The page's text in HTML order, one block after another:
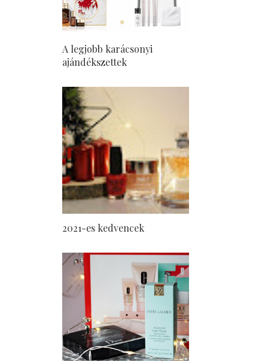
A legjobb karácsonyi
ajándékszettek
2021-es kedvencek